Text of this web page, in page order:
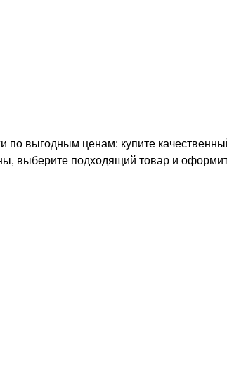
по выгодным ценам: купите
выберите подходящий товар и